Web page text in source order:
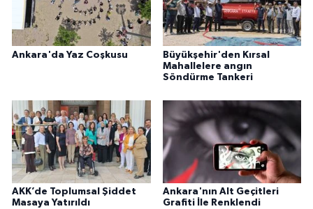
Ankara'da Yaz Coşkusu
Büyükşehir'den Kırsal
Mahallelere angın
Söndürme Tankeri
AKK’de Toplumsal Şiddet
Masaya Yatırıldı
Ankara'nın Alt Geçitleri
Grafiti İle Renklendi